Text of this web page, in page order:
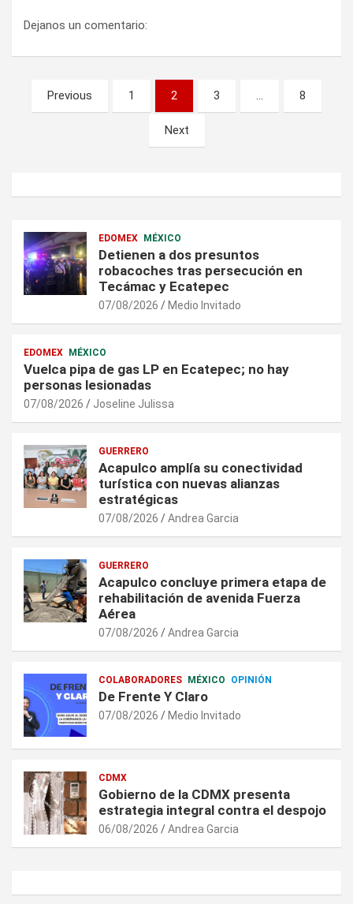
Dejanos un comentario:
Paginación
de
Previous 1 2 3 … 8
Next
EDOMEX MÉXICO
Detienen a dos presuntos
robacoches tras persecución en
Tecámac y Ecatepec
07/08/2026 Medio Invitado
EDOMEX MÉXICO
Vuelca pipa de gas LP en Ecatepec; no hay
personas lesionadas
07/08/2026 Joseline Julissa
GUERRERO
Acapulco amplía su conectividad
turística con nuevas alianzas
estratégicas
07/08/2026 Andrea Garcia
GUERRERO
Acapulco concluye primera etapa de
rehabilitación de avenida Fuerza
Aérea
07/08/2026 Andrea Garcia
COLABORADORES MÉXICO OPINIÓN
De Frente Y Claro
07/08/2026 Medio Invitado
CDMX
Gobierno de la CDMX presenta
estrategia integral contra el despojo
06/08/2026 Andrea Garcia